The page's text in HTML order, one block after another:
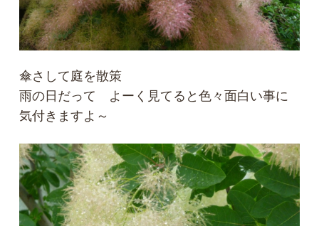
傘さして庭を散策
雨の日だって よーく見てると色々面白い事に
気付きますよ～